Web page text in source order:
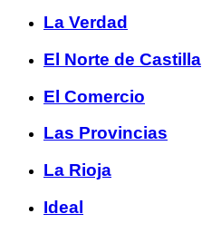
La Verdad
El Norte de Castilla
El Comercio
Las Provincias
La Rioja
Ideal